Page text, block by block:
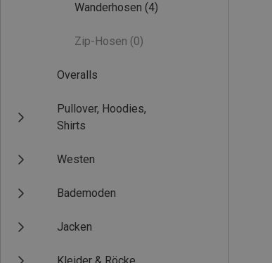
Wanderhosen (4)
Zip-Hosen (0)
Overalls
Pullover, Hoodies,
Shirts
Westen
Bademoden
Jacken